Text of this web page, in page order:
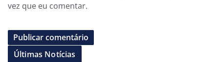
vez que eu comentar.
Últimas Notícias